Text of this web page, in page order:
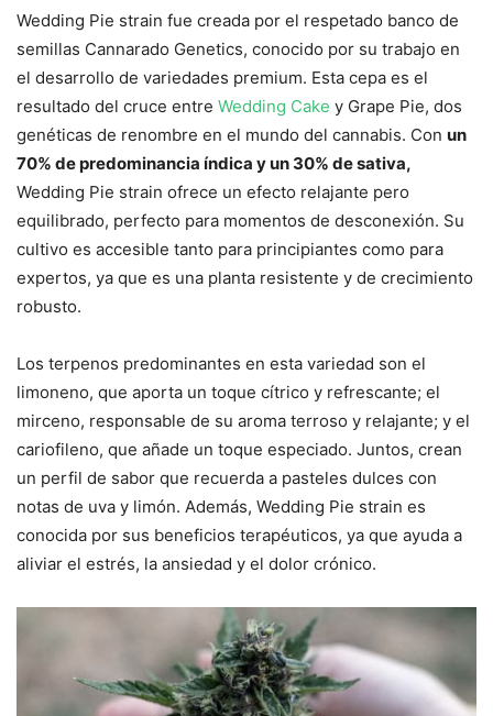
Wedding Pie strain fue creada por el respetado banco de
semillas Cannarado Genetics, conocido por su trabajo en
el desarrollo de variedades premium. Esta cepa es el
resultado del cruce entre Wedding Cake y Grape Pie, dos
genéticas de renombre en el mundo del cannabis. Con un
70% de predominancia índica y un 30% de sativa,
Wedding Pie strain ofrece un efecto relajante pero
equilibrado, perfecto para momentos de desconexión. Su
cultivo es accesible tanto para principiantes como para
expertos, ya que es una planta resistente y de crecimiento
robusto.
Los terpenos predominantes en esta variedad son el
limoneno, que aporta un toque cítrico y refrescante; el
mirceno, responsable de su aroma terroso y relajante; y el
cariofileno, que añade un toque especiado. Juntos, crean
un perfil de sabor que recuerda a pasteles dulces con
notas de uva y limón. Además, Wedding Pie strain es
conocida por sus beneficios terapéuticos, ya que ayuda a
aliviar el estrés, la ansiedad y el dolor crónico.